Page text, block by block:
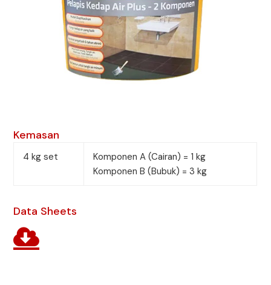
Kemasan
4 kg set
Komponen A (Cairan) = 1 kg
Komponen B (Bubuk) = 3 kg
Data Sheets